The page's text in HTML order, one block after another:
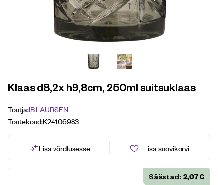
Klaas d8,2x h9,8cm, 250ml suitsuklaas
Tootja:IB LAURSEN
Tootekood:K24106983
Lisa võrdlusesse Lisa soovikorvi
Säästad: 2,07€